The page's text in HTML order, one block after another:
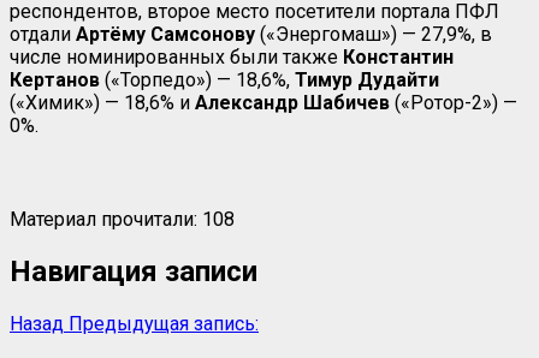
респондентов, второе место посетители портала ПФЛ
отдали Артёму Самсонову («Энергомаш») — 27,9%, в
числе номинированных были также Константин
Кертанов («Торпедо») — 18,6%, Тимур Дудайти
(«Химик») — 18,6% и Александр Шабичев («Ротор-2») —
0%.
Материал прочитали: 108
Навигация записи
Назад Предыдущая запись: